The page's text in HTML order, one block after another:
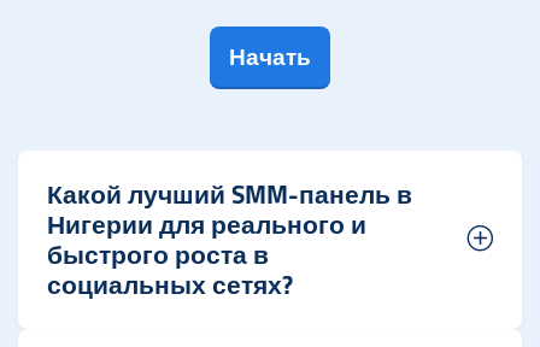
Начать
Какой лучший SMM-панель в
Нигерии для реального и
быстрого роста в
социальных сетях?